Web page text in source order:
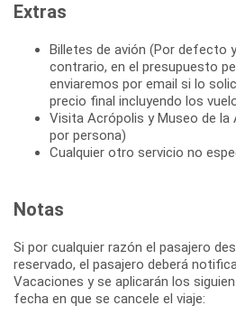
Extras
Billetes de avión (Por defecto
contrario, en el presupuesto
enviaremos por email si lo
precio final incluyendo los
Visita Acrópolis y Museo de la
por persona)
Cualquier otro servicio no
Notas
Si por cualquier razón el pasajero
reservado, el pasajero deberá
Vacaciones y se aplicarán los
fecha en que se cancele el viaje: